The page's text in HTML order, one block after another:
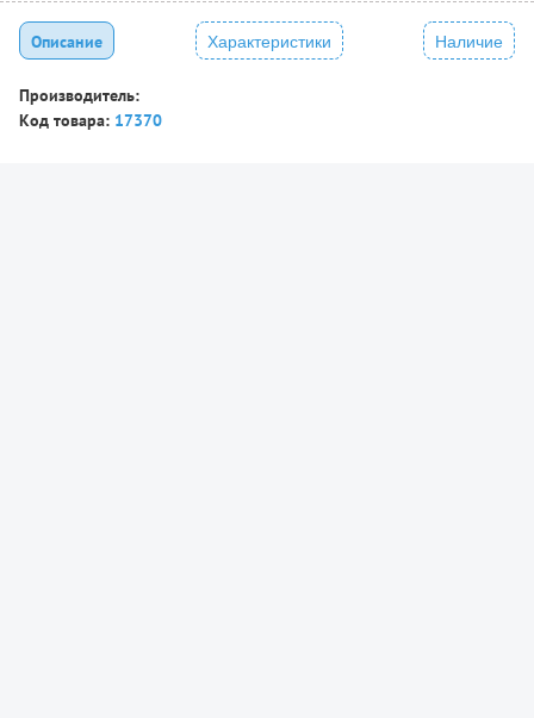
Описание Характеристики Наличие
Производитель:
Код товара: 17370